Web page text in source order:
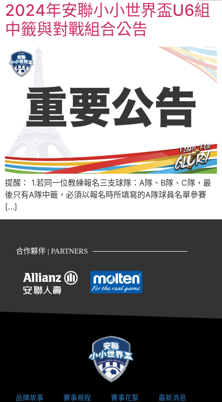
2024年安聯小小世界盃U6組
中籤與對戰組合公告
提醒： 1.若同一位教練報名三支球隊：A隊、B隊、C隊，最
後只有A隊中籤，必須以報名時所填寫的A隊球員名單參賽
[…]
合作夥伴 | PARTNERS
品牌故事 賽事規程 賽事花絮 最新消息